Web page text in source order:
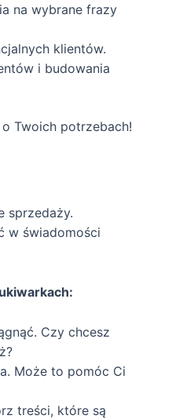
na wybrane frazy
klientów.
i budowania
Twoich potrzebach!
sprzedaży.
w świadomości
Czy chcesz
Może to pomóc Ci
treści, które są